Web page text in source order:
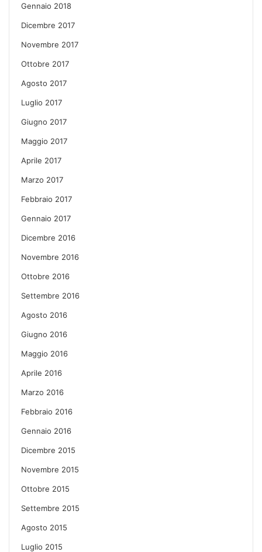
Gennaio 2018
Dicembre 2017
Novembre 2017
Ottobre 2017
Agosto 2017
Luglio 2017
Giugno 2017
Maggio 2017
Aprile 2017
Marzo 2017
Febbraio 2017
Gennaio 2017
Dicembre 2016
Novembre 2016
Ottobre 2016
Settembre 2016
Agosto 2016
Giugno 2016
Maggio 2016
Aprile 2016
Marzo 2016
Febbraio 2016
Gennaio 2016
Dicembre 2015
Novembre 2015
Ottobre 2015
Settembre 2015
Agosto 2015
Luglio 2015